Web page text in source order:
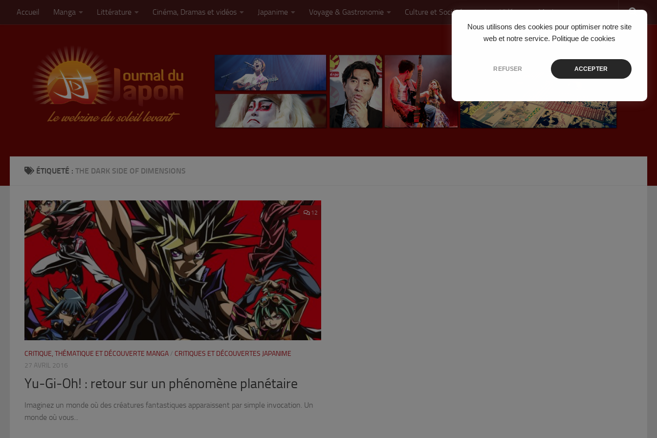
Nous utilisons des cookies pour optimiser notre site
web et notre service. Politique de cookies
REFUSER ACCEPTER
Skip to content
Accueil Manga Littérature Cinéma, Dramas et vidéos Japanime Voyage & Gastronomie Culture et Société Jeux Vidéo Musique
ÉTIQUETÉ : THE DARK SIDE OF DIMENSIONS
12
CRITIQUE, THÉMATIQUE ET DÉCOUVERTE MANGA / CRITIQUES ET DÉCOUVERTES JAPANIME
27 AVRIL 2016
Yu-Gi-Oh! : retour sur un phénomène planétaire
Imaginez un monde où des créatures fantastiques apparaissent par simple invocation. Un
monde où vous...